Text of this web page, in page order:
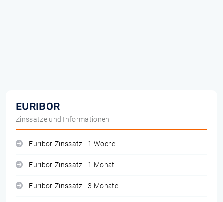
EURIBOR
Zinssätze und Informationen
Euribor-Zinssatz - 1 Woche
Euribor-Zinssatz - 1 Monat
Euribor-Zinssatz - 3 Monate